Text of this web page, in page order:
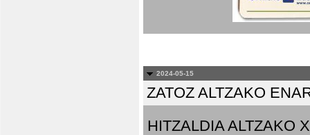
2024-05-15
ZATOZ ALTZAKO
HITZALDIA ALTZAKO